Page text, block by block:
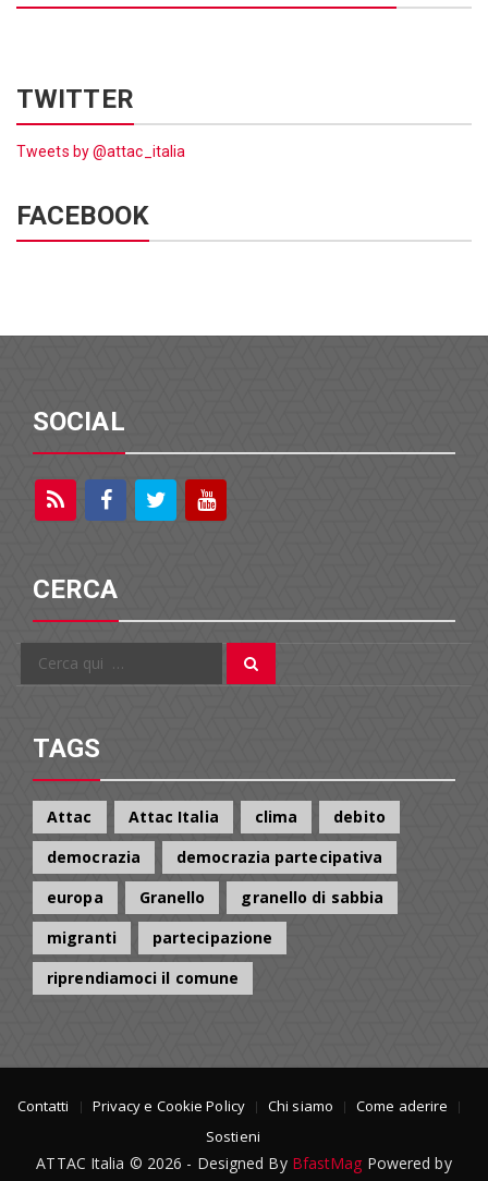
TWITTER
Tweets by @attac_italia
FACEBOOK
SOCIAL
CERCA
Cerca
TAGS
Attac Attac Italia clima
debito
democrazia
democrazia partecipativa
europa
Granello
granello di sabbia
migranti
partecipazione
riprendiamoci il comune
Contatti Privacy e Cookie Policy Chi siamo
Come aderire
Sostieni
ATTAC Italia © 2026 - Designed By BfastMag Powered by